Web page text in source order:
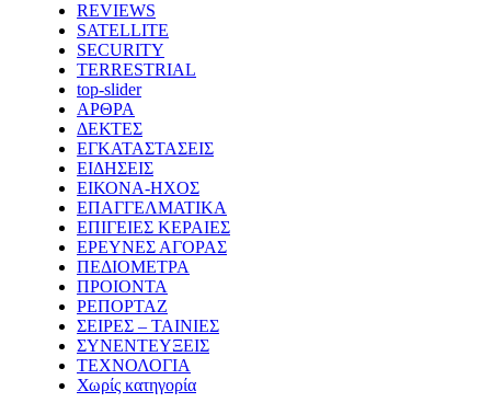
REVIEWS
SATELLITE
SECURITY
TERRESTRIAL
top-slider
ΑΡΘΡΑ
ΔΕΚΤΕΣ
ΕΓΚΑΤΑΣΤΑΣΕΙΣ
ΕΙΔΗΣΕΙΣ
ΕΙΚΟΝΑ-ΗΧΟΣ
ΕΠΑΓΓΕΛΜΑΤΙΚΑ
ΕΠΙΓΕΙΕΣ ΚΕΡΑΙΕΣ
ΕΡΕΥΝΕΣ ΑΓΟΡΑΣ
ΠΕΔΙΟΜΕΤΡΑ
ΠΡΟΙΟΝΤΑ
ΡΕΠΟΡΤΑΖ
ΣΕΙΡΕΣ – ΤΑΙΝΙΕΣ
ΣΥΝΕΝΤΕΥΞΕΙΣ
ΤΕΧΝΟΛΟΓΙΑ
Χωρίς κατηγορία